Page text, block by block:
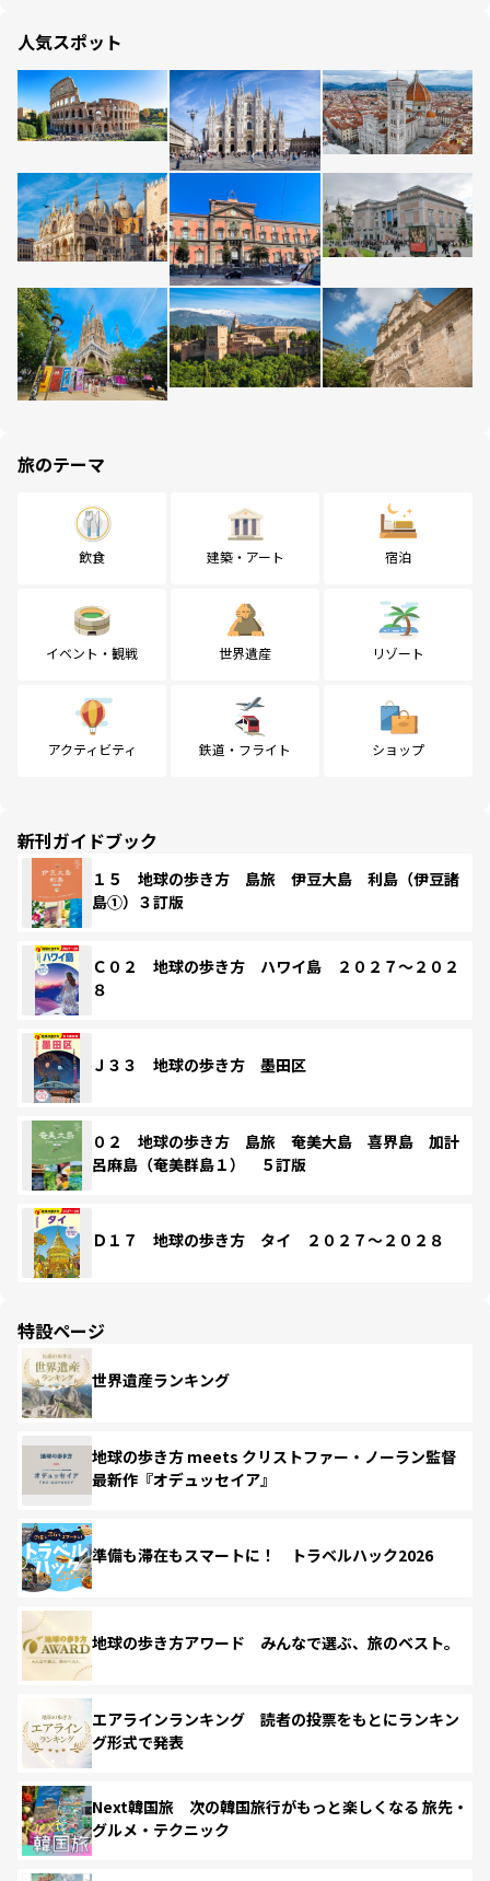
人気スポット
旅のテーマ
飲食 建築・アート 宿泊
イベント・観戦 世界遺産 リゾート
アクティビティ 鉄道・フライト ショップ
新刊ガイドブック
１５ 地球の歩き方 島旅 伊豆大島 利島（伊豆諸
島①）３訂版
Ｃ０２ 地球の歩き方 ハワイ島 ２０２７～２０２
８
Ｊ３３ 地球の歩き方 墨田区
０２ 地球の歩き方 島旅 奄美大島 喜界島 加計
呂麻島（奄美群島１） ５訂版
Ｄ１７ 地球の歩き方 タイ ２０２７～２０２８
特設ページ
世界遺産ランキング
地球の歩き方 meets クリストファー・ノーラン監督
最新作『オデュッセイア』
準備も滞在もスマートに！ トラベルハック2026
地球の歩き方アワード みんなで選ぶ、旅のベスト。
エアラインランキング 読者の投票をもとにランキン
グ形式で発表
Next韓国旅 次の韓国旅行がもっと楽しくなる 旅先・
グルメ・テクニック